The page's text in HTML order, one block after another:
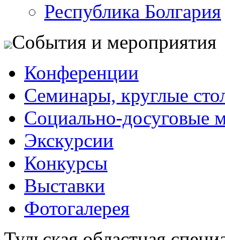
Республика Болгария
События и мероприятия
Конференции
Семинары, круглые
Социально-досуговые
Экскурсии
Конкурсы
Выставки
Фотогалерея